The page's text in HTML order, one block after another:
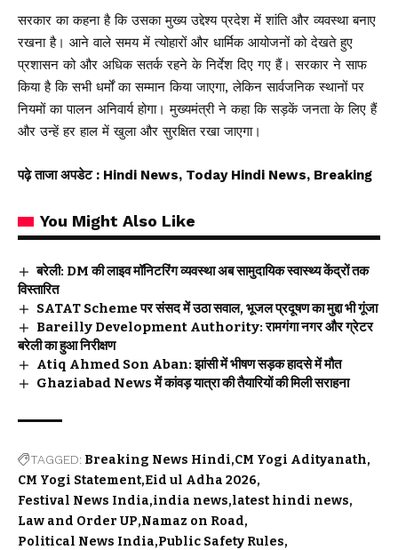
सरकार का कहना है कि उसका मुख्य उद्देश्य प्रदेश में शांति और व्यवस्था बनाए
रखना है। आने वाले समय में त्योहारों और धार्मिक आयोजनों को देखते हुए
प्रशासन को और अधिक सतर्क रहने के निर्देश दिए गए हैं। सरकार ने साफ
किया है कि सभी धर्मों का सम्मान किया जाएगा, लेकिन सार्वजनिक स्थानों पर
नियमों का पालन अनिवार्य होगा। मुख्यमंत्री ने कहा कि सड़कें जनता के लिए हैं
और उन्हें हर हाल में खुला और सुरक्षित रखा जाएगा।
पढ़े ताजा अपडेट : Hindi News, Today Hindi News, Breaking
You Might Also Like
बरेली: DM की लाइव मॉनिटरिंग व्यवस्था अब सामुदायिक स्वास्थ्य केंद्रों तक
विस्तारित
SATAT Scheme पर संसद में उठा सवाल, भूजल प्रदूषण का मुद्दा भी गूंजा
Bareilly Development Authority: रामगंगा नगर और ग्रेटर
बरेली का हुआ निरीक्षण
Atiq Ahmed Son Aban: झांसी में भीषण सड़क हादसे में मौत
Ghaziabad News में कांवड़ यात्रा की तैयारियों की मिली सराहना
TAGGED: Breaking News Hindi CM Yogi Adityanath
CM Yogi Statement Eid ul Adha 2026
Festival News India india news latest hindi news
Law and Order UP Namaz on Road
Political News India Public Safety Rules